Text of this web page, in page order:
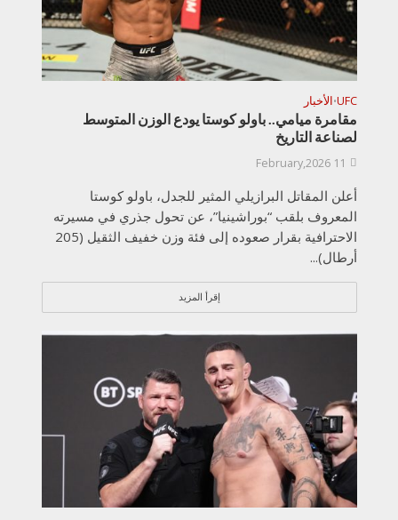
UFC
•الأخبار
مقامرة ميامي.. باولو كوستا يودع الوزن المتوسط
لصناعة التاريخ
11 February,2026
أعلن المقاتل البرازيلي المثير للجدل، باولو كوستا
المعروف بلقب “بوراشينيا”، عن تحول جذري في مسيرته
الاحترافية بقرار صعوده إلى فئة وزن خفيف الثقيل (205
أرطال)...
إقرأ المزيد